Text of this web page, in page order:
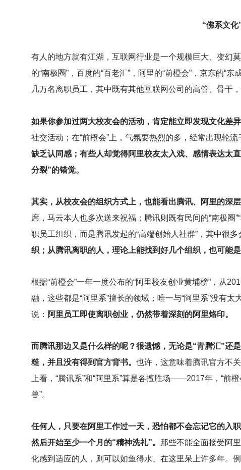
“佛系文化
有人的地方就有江湖，互联网行业是一个规模巨大、变幻
的“南极圈”，百度的“百老汇”，阿里的“前橙会”，京东的
几万名离职员工，其中既有其他互联网公司的高管、骨干，
如果你参加过两大校友会的活动，肯定能立即发现文化差异
社交活动；在“前橙会”上，气氛要热烈的多，经常出现轮
缺乏认同感；有些人却觉得阿里校友太入戏、感情表达太
分裂”的错觉。
其实，从校友会的组织方式上，也能看出腾讯、阿里的深层
席，马云本人也多次送来祝福；腾讯则既有民间的“南极圈
职员工组织，而是腾讯发起的“高端创始人社群”，其中很多
织；从腾讯离职的人，理论上能找到好几个组织，也可能是
根据“前橙会”一年一度公布的“阿里校友创业黄埔榜”，从
融，这些都是“阿里系”擅长的领域；唯一与“阿里系”没有
说： 阿里员工即使离职创业，仍然带着深刻的阿里烙印。
而腾讯那边又是什么样的呢？很遗憾，无论是“青腾汇”还
糙，并且没有得到官方背书。 也许，这意味着腾讯官方不
上看，“腾讯系”和“阿里系”算是各擅胜场——2017年，“前
兽”。
任何人，只要在阿里工作过一天，恐怕都不会忘记它的入
然后开始至少一个月的“精神洗礼”。 那些不能全面接受阿
化感到适应的人，则可以如鱼得水、在这里呆上许多年。